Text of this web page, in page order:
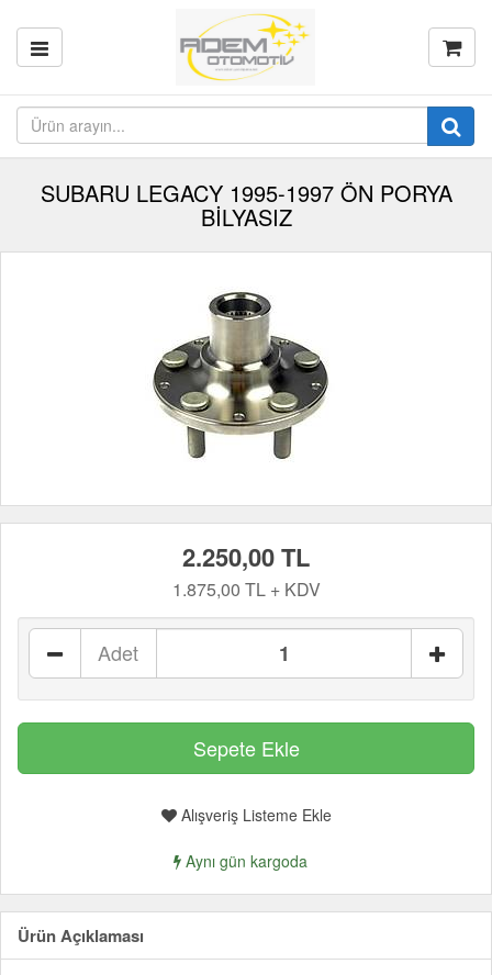
SUBARU LEGACY 1995-1997 ÖN PORYA
BİLYASIZ
2.250,00 TL
1.875,00 TL + KDV
Adet
Alışveriş Listeme Ekle
Aynı gün kargoda
Ürün Açıklaması